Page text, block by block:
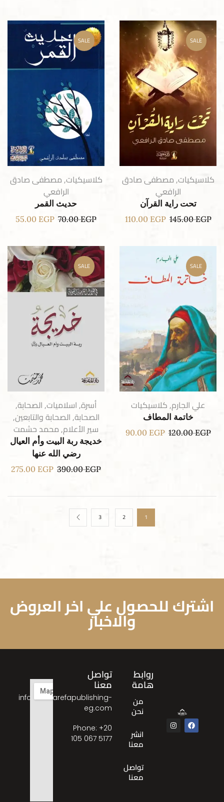
SALE
كلاسيكيات,مصطفى صادق
الرافعي
تحت راية القرآن
145.00EGP
110.00 EGP
SALE
كلاسيكيات,مصطفى صادق
الرافعي
حديث القمر
70.00EGP
55.00 EGP
SALE
علي الجارم,كلاسيكيات
خاتمة المطاف
120.00EGP
90.00 EGP
SALE
أسرة,اسلاميات,الصحابة,
الصحابة,الصحابة والتابعين,
سير الأعلام,محمد حشمت
خديجة ربة البيت وأم العيال
رضي الله عنها
390.00EGP
275.00 EGP
1
2
3
اشترك للحصول علي اخر العروض
والاخبار
روابط
هامة
من
نحن
انشر
معنا
تواصل
معنا
تواصل
معنا
info@almarefapublishing-
eg.com
Phone: ‎+20
105 067 5177